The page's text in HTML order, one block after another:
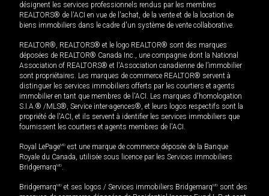
désignent les services professionnels rendus par les membres
REALTORS® de l'ACI en vue de l'achat, de la vente et de la location de
biens immobiliers dans le cadre d'un système de vente collaborative.
REALTOR®, REALTORS® et le logo REALTOR® sont des marques
déposées de REALTOR® Canada Inc., une compagnie dont la National
Association of REALTORS® et l'Association canadienne de l’immobilier
sont propriétaires. Les marques de commerce REALTOR® servent à
distinguer les services immobiliers offerts par les courtiers et agents
immobilier en tant que membres de l'ACI. Les marques d'homologation
S.I.A.® /MLS®, Service inter-agences®, et leurs logos respectifs sont la
propriété de l'ACI, et ils servent à identifier les services immobiliers que
fournissent les courtiers et agents membres de l'ACI.
Royal LePageMD est une marque de commerce déposée de la Banque
Royale du Canada, utilisée sous licence par les Services immobiliers
BridgemarqMD.
BridgemarqMD et ses logos / Services immobiliers BridgemarqMD sont des